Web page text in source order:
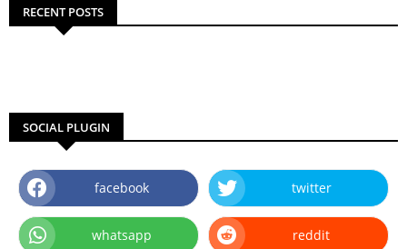
RECENT POSTS
SOCIAL PLUGIN
facebook twitter
whatsapp reddit